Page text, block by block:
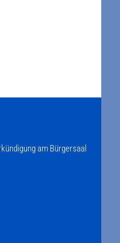
am Bürgersaal